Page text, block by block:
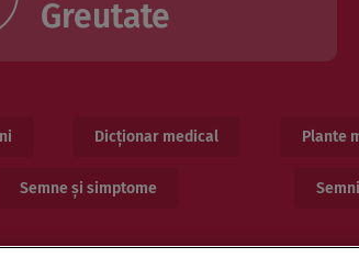
Greutate
Dicționar medical Plante
Semne și simptome